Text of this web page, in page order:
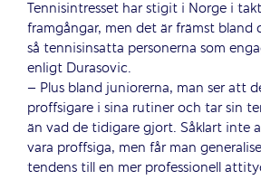
Tennisintresset har stigit i Norge i
framgångar, men det är främst
så tennisinsatta personerna som
enligt Durasovic.
– Plus bland juniorerna, man ser att
proffsigare i sina rutiner och tar sin
än vad de tidigare gjort. Såklart inte
vara proffsiga, men får man
tendens till en mer professionell